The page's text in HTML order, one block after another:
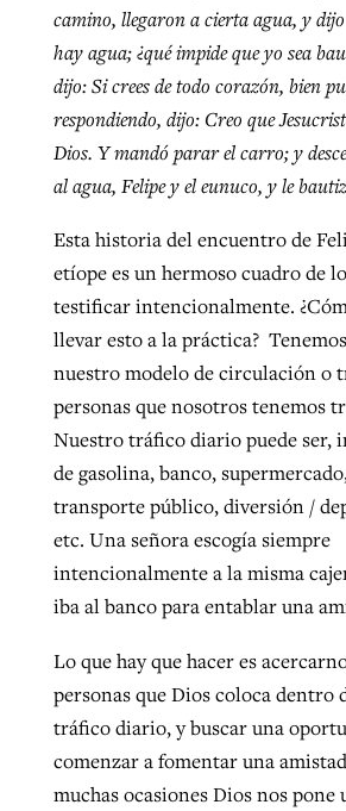
camino, llegaron a cierta agua, y
hay agua; ¿qué impide que yo sea
dijo: Si crees de todo corazón, bien
respondiendo, dijo: Creo que
Dios. Y mandó parar el carro; y
al agua, Felipe y el eunuco, y le
Esta historia del encuentro de
etíope es un hermoso cuadro de
testificar intencionalmente.
llevar esto a la práctica?
nuestro modelo de circulación o
personas que nosotros tenemos
Nuestro tráfico diario puede ser,
de gasolina, banco,
transporte público, diversión /
etc. Una señora escogía siempre
intencionalmente a la misma
iba al banco para entablar una
Lo que hay que hacer es
personas que Dios coloca dentro
tráfico diario, y buscar una
comenzar a fomentar una
muchas ocasiones Dios nos pone